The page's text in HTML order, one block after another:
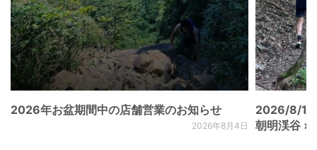
2026年お盆期間中の店舗営業のお知らせ
2026年8月4日
2026/8/
朝明渓谷 ×